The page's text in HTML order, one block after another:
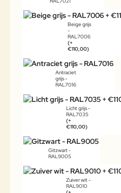
Beige grijs
-
RAL7006
(+
€110,00)
Antraciet
grijs -
RAL7016
Licht grijs -
RAL7035
(+
€110,00)
Gitzwart -
RAL9005
Zuiver wit -
RAL9010